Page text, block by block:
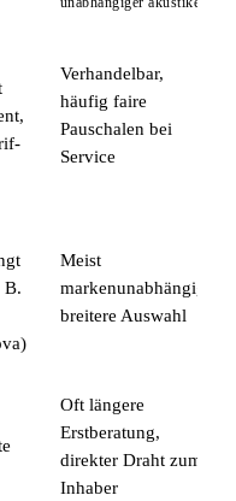
Verhandelbar,
häufig faire
Pauschalen bei
Service
B.
Meist
markenunabhängig,
breitere Auswahl
Oft längere
Erstberatung,
direkter Draht zum
Inhaber